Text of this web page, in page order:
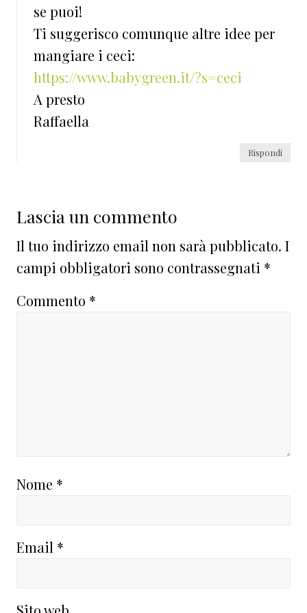
se puoi!
Ti suggerisco comunque altre idee per
mangiare i ceci:
https://www.babygreen.it/?s=ceci
A presto
Raffaella
Rispondi
Lascia un commento
Il tuo indirizzo email non sarà pubblicato. I
campi obbligatori sono contrassegnati *
Commento *
Nome *
Email *